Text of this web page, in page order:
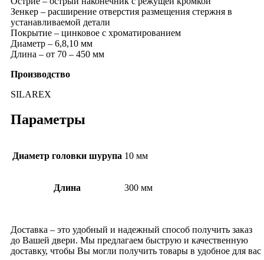
Зенкер – расширение отверстия размещения стержня в
устанавливаемой детали
Покрытие – цинковое с хроматированием
Диаметр – 6,8,10 мм
Длина – от 70 – 450 мм
Производство
SILAREX
Параметры
Диаметр головки шурупа 10 мм
Длина 300 мм
Доставка – это удобный и надежный способ получить заказ
до Вашей двери. Мы предлагаем быструю и качественную
доставку, чтобы Вы могли получить товары в удобное для вас